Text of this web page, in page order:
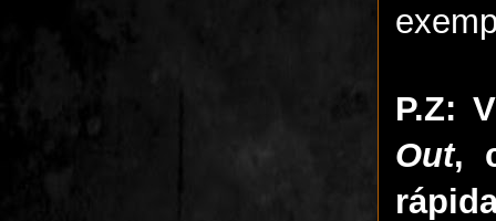
P.Z:
Out,